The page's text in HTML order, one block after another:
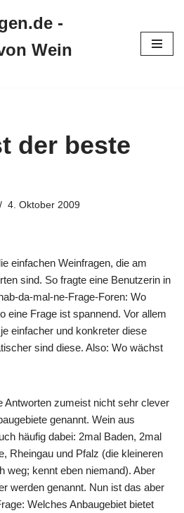
-
Wein
der beste
4. Oktober 2009
einfachen Weinfragen, die am
sind. So fragte eine Benutzerin in
da-mal-ne-Frage-Foren: Wo
eine Frage ist spannend. Vor allem
einfacher und konkreter diese
sind diese. Also: Wo wächst
Antworten zumeist nicht sehr clever
genannt. Wein aus
häufig dabei: 2mal Baden, 2mal
Rheingau und Pfalz (die kleineren
weg; kennt eben niemand). Aber
werden genannt. Nun ist das aber
Welches Anbaugebiet bietet